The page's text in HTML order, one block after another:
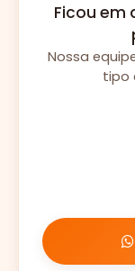
Ficou em
Nossa
tipo